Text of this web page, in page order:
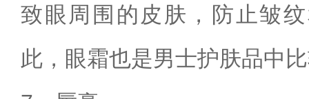
致眼周围的皮肤，防止皱
此，眼霜也是男士护肤品中